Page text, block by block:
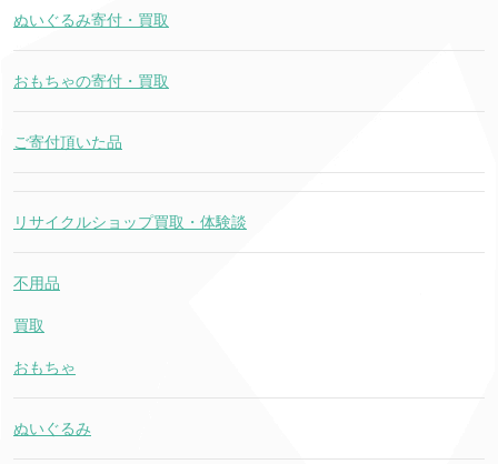
ぬいぐるみ寄付・買取
おもちゃの寄付・買取
ご寄付頂いた品
リサイクルショップ買取・体験談
不用品
買取
おもちゃ
ぬいぐるみ